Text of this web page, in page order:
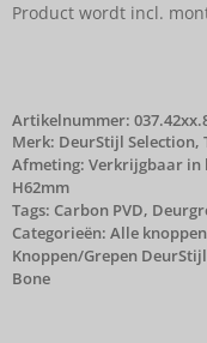
Product wordt incl.
Artikelnummer:
Merk: DeurStijl Selection,
Afmeting: Verkrijgbaar in
H62mm
Tags: Carbon PVD,
Categorieën: Alle
Knoppen/Grepen
Bone